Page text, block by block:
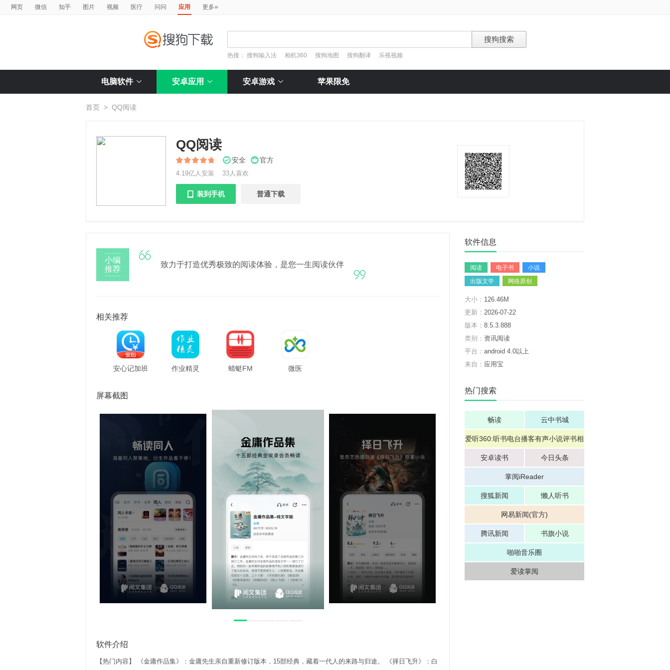
网页 微信 知乎 图片 视频 医疗 问问 应用 更多»
热搜： 搜狗输入法 相机360 搜狗地图 搜狗翻译 乐视视频
电脑软件 安卓应用 安卓游戏 苹果限免
首页 > QQ阅读
QQ阅读
安全 官方
4.19亿人安装 33人喜欢
 装到手机 普通下载
小编
推荐

致力于打造优秀极致的阅读体验，是您一生阅读伙伴

相关推荐
安心记加班 作业精灵 蜻蜓FM 微医
屏幕截图
软件介绍
【热门内容】 《金庸作品集》：金庸先生亲自重新修订版本，15部经典，藏着一代人的来路与归途。 《择日飞升》：白
软件信息
阅读 电子书
小说
出版文学
网络原创
大小： 126.46M
更新： 2026-07-22
版本： 8.5.3.888
类别： 资讯阅读
平台： android 4.0以上
来自： 应用宝
热门搜索
畅读 云中书城
爱听360:听书电台播客有声小说评书相
声笑话儿童有声读物
安卓读书 今日头条
掌阅iReader
搜狐新闻 懒人听书
网易新闻(官方)
腾讯新闻 书旗小说
啪啪音乐圈
爱读掌阅